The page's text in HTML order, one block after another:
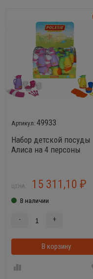
49933
Набор детской посуды
Алиса на 4 персоны
ЦЕНА: 15 311,10 ₽
В наличии
- +
В корзину